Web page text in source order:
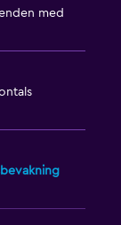
med